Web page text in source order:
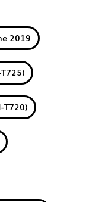
2019
T720)